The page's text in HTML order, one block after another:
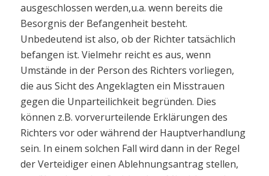
ausgeschlossen werden,u.a. wenn bereits die
Besorgnis der Befangenheit besteht.
Unbedeutend ist also, ob der Richter tatsächlich
befangen ist. Vielmehr reicht es aus, wenn
Umstände in der Person des Richters vorliegen,
die aus Sicht des Angeklagten ein Misstrauen
gegen die Unparteilichkeit begründen. Dies
können z.B. vorverurteilende Erklärungen des
Richters vor oder während der Hauptverhandlung
sein. In einem solchen Fall wird dann in der Regel
der Verteidiger einen Ablehnungsantrag stellen,